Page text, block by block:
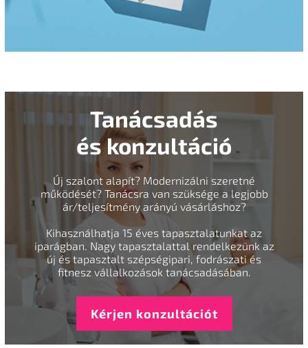
Tanácsadás
és konzultáció
Új szalont alapít? Modernizálni szeretné
működését? Tanácsra van szüksége a legjobb
ár/teljesítmény arányú vásárláshoz?
Kihasználhatja 15 éves tapasztalatunkat az
iparágban. Nagy tapasztalattal rendelkezünk az
új és tapasztalt szépségipari, fodrászati és
fitnesz vállalkozások tanácsadásában.
Kérjen konzultációt